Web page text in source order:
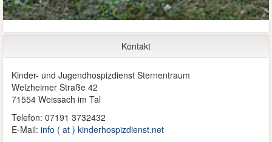
Kontakt
Kinder- und Jugendhospizdienst Sternentraum
Welzheimer Straße 42
71554 Weissach im Tal
Telefon: 07191 3732432
E-Mail: info ( at ) kinderhospizdienst.net